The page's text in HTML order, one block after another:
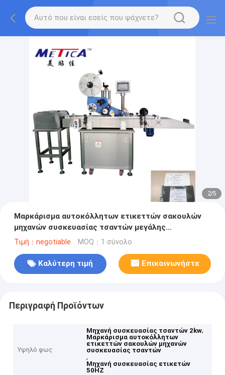
2/5
Μαρκάρισμα αυτοκόλλητων ετικεττών σακουλών
μηχανών συσκευασίας τσαντών μεγάλης
περιεκτικότητας 2kw
Τιμή：negotiable MOQ：1 σύνολο
Καλύτερη τιμή Επικοινωνήστε
Περιγραφή Προϊόντων
Υψηλό φως
Μηχανή συσκευασίας τσαντών 2kw,
Μαρκάρισμα αυτοκόλλητων
ετικεττών σακουλών μηχανών
συσκευασίας τσαντών
,
Μηχανή συσκευασίας ετικετών
50HZ